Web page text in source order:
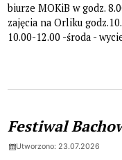
biurze MOKiB w godz.
zajęcia na Orliku
10.00-12.00 -środa -
Festiwal
Utworzono: 23.07.2026